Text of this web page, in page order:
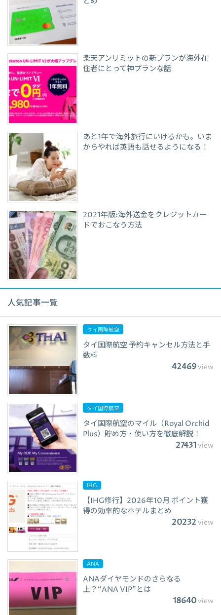
楽天アンリミットの新プランが海外在
住者にとって神プランな話
あと1年で海外旅行にいけるかも。いま
からやれば英語も話せるようになる！
2021年版:海外送金をクレジットカー
ドでおこなう方法
人気記事一覧
タイ国際航空
タイ国際航空 予約キャンセル方法と手
数料
42469view
タイ国際航空
タイ国際航空のマイル（Royal Orchid
Plus）貯め方・使い方を徹底解説！
27431view
IHG
【IHG修行】2026年10月 ポイント獲
得の効率的なホテルまとめ
20232 view
ANA
ANAダイヤモンドのさらなる
上？“ANA VIP”とは
18640view